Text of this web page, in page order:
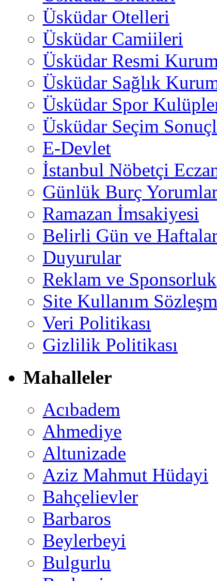
Üsküdar Otelleri
Üsküdar Camiileri
Üsküdar Resmi
Üsküdar Sağlık
Üsküdar Spor
Üsküdar Seçim
E-Devlet
İstanbul Nöbetçi
Günlük Burç
Ramazan İmsakiyesi
Belirli Gün ve
Duyurular
Reklam ve Sponsorluk
Site Kullanım
Veri Politikası
Gizlilik Politikası
Mahalleler
Acıbadem
Ahmediye
Altunizade
Aziz Mahmut Hüdayi
Bahçelievler
Barbaros
Beylerbeyi
Bulgurlu